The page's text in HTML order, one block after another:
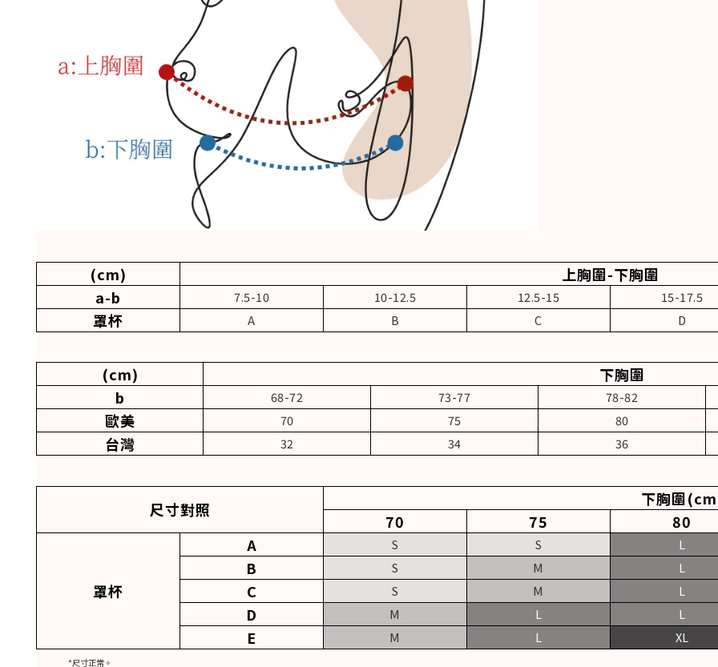
(cm)
上胸圍-下胸圍
a-b
7.5-10 10-12.5 12.5-15 15-17.5
罩杯 A B C D
(cm)
下胸圍
b
68-72 73-77 78-82
歐美 70 75 80
台灣 32 34 36
尺寸對照
下胸圍
70
75 80
罩杯
A S S L
B S M L
C S M L
D M L L
E M L XL
*尺寸正常。